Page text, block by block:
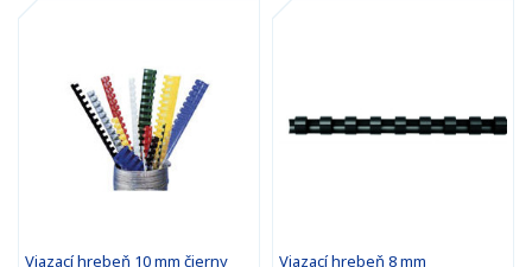
Viazací hrebeň 10 mm čierny
Viazací hrebeň 8 mm